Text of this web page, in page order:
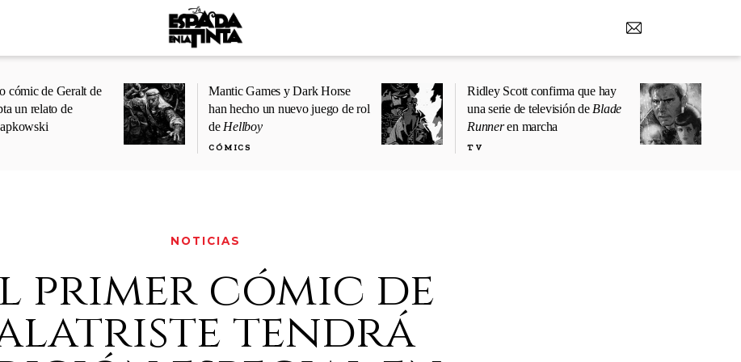
cómic de Geralt de
un relato de
Mantic Games y Dark Horse
han hecho un nuevo juego de rol
de Hellboy
CÓMICS
Ridley Scott confirma que hay
una serie de televisión de Blade
Runneren marcha
TV
NOTICIAS
primer cómic de
tendrá